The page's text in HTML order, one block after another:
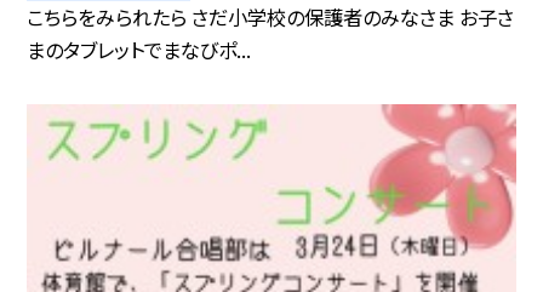
こちらをみられたら さだ小学校の保護者のみなさま お子さ
まのタブレットでまなびポ...